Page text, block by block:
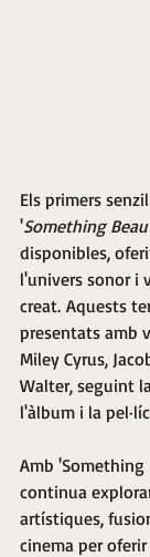
Els primers
'Something
disponibles,
l'univers sonor i
creat. Aquests
presentats amb
Miley Cyrus,
Walter, seguint
l'àlbum i la
Amb 'Something
continua
artístiques,
cinema per